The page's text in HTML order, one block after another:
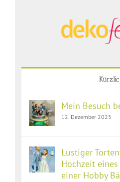
Mein Besuch
12. Dezember 2025
Lustiger
Hochzeit
einer Hobby